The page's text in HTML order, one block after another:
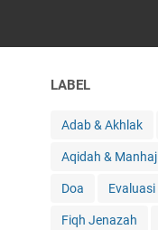
LABEL
Adab & Akhlak
Aqidah & Manhaj
Doa Evaluasi
Fiqh Jenazah